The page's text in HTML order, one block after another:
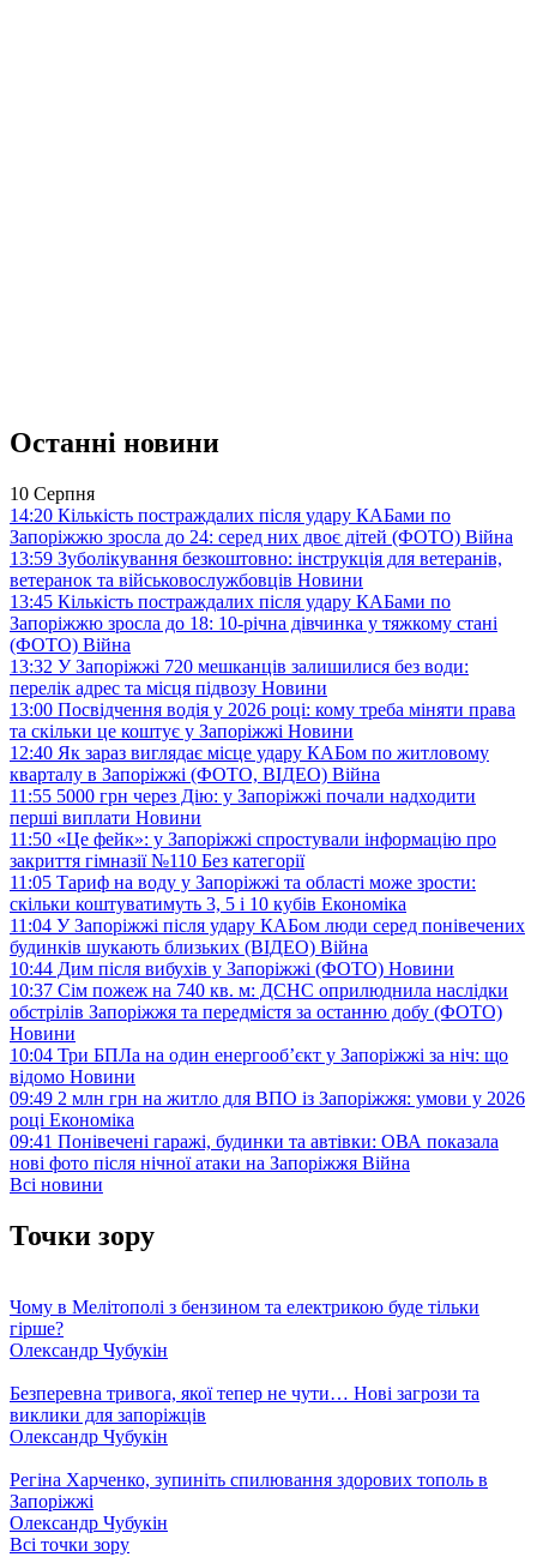
Останні новини
10 Серпня
14:20 Кількість постраждалих після удару КАБами по
Запоріжжю зросла до 24: серед них двоє дітей (ФОТО) Війна
13:59 Зуболікування безкоштовно: інструкція для ветеранів,
ветеранок та військовослужбовців Новини
13:45 Кількість постраждалих після удару КАБами по
Запоріжжю зросла до 18: 10-річна дівчинка у тяжкому стані
(ФОТО) Війна
13:32 У Запоріжжі 720 мешканців залишилися без води:
перелік адрес та місця підвозу Новини
13:00 Посвідчення водія у 2026 році: кому треба міняти права
та скільки це коштує у Запоріжжі Новини
12:40 Як зараз виглядає місце удару КАБом по житловому
кварталу в Запоріжжі (ФОТО, ВІДЕО) Війна
11:55 5000 грн через Дію: у Запоріжжі почали надходити
перші виплати Новини
11:50 «Це фейк»: у Запоріжжі спростували інформацію про
закриття гімназії №110 Без категорії
11:05 Тариф на воду у Запоріжжі та області може зрости:
скільки коштуватимуть 3, 5 і 10 кубів Економіка
11:04 У Запоріжжі після удару КАБом люди серед понівечених
будинків шукають близьких (ВІДЕО) Війна
10:44 Дим після вибухів у Запоріжжі (ФОТО) Новини
10:37 Сім пожеж на 740 кв. м: ДСНС оприлюднила наслідки
обстрілів Запоріжжя та передмістя за останню добу (ФОТО)
Новини
10:04 Три БПЛа на один енергооб’єкт у Запоріжжі за ніч: що
відомо Новини
09:49 2 млн грн на житло для ВПО із Запоріжжя: умови у 2026
році Економіка
09:41 Понівечені гаражі, будинки та автівки: ОВА показала
нові фото після нічної атаки на Запоріжжя Війна
Всі новини
Точки зору
Чому в Мелітополі з бензином та електрикою буде тільки
гірше?
Олександр Чубукін
Безперевна тривога, якої тепер не чути… Нові загрози та
виклики для запоріжців
Олександр Чубукін
Регіна Харченко, зупиніть спилювання здорових тополь в
Запоріжжі
Олександр Чубукін
Всі точки зору